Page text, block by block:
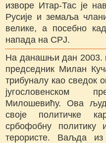
изворе Итар-Тас је
Русије и земаља
велике, а посебно
напада на СРЈ.
На данашњи дан 2003.
председник Милан
трибуналу као сведок
југословенском
Милошевићу. Ова
своје политичке
србофобну политику
терористе. Ваљда